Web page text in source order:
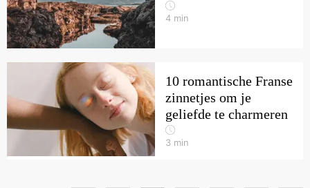
4 min
10 romantische Franse
zinnetjes om je
geliefde te charmeren
3 min